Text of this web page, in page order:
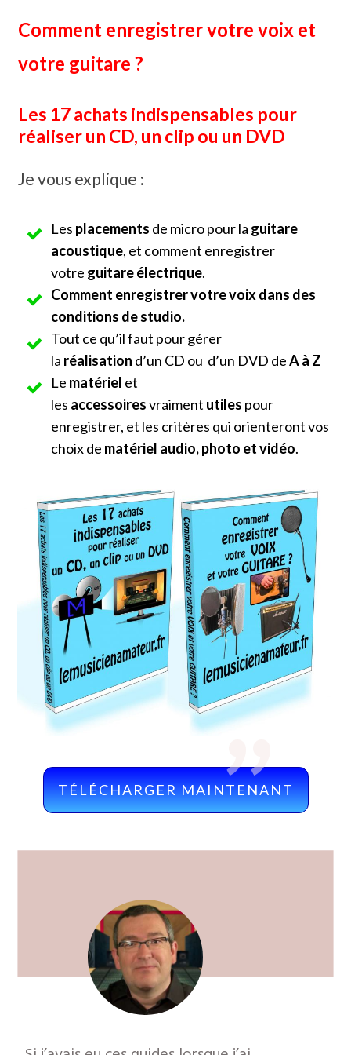
Comment enregistrer votre voix et
votre guitare ?
Les 17 achats indispensables pour
réaliser un CD, un clip ou un DVD
Je vous explique :
Les placements de micro pour la guitare
acoustique, et comment enregistrer
votre guitare électrique.
Comment enregistrer votre voix dans des
conditions de studio.
Tout ce qu’il faut pour gérer
la réalisation d’un CD ou d’un DVD deA à Z
Le matériel et
les accessoiresvraiment utiles pour
enregistrer, et les critères qui orienteront vos
choix de matériel audio, photo et vidéo.
TÉLÉCHARGER MAINTENANT
"